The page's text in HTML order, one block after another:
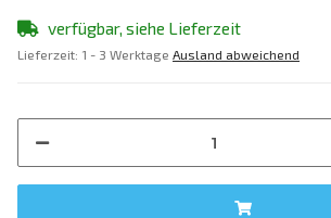
verfügbar, siehe Lieferzeit
Lieferzeit: 1 - 3 Werktage Ausland abweichend